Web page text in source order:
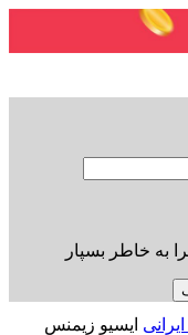
به خاطر بسپار
ایسیو زیمنس